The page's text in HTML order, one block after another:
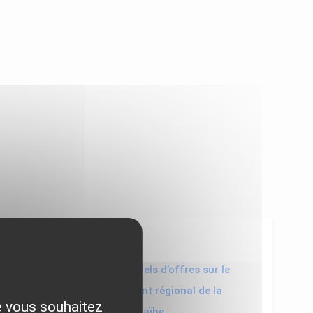
L’ADEME lance trois appels d’offres sur le
thème du développement régional de la
vous souhaitez